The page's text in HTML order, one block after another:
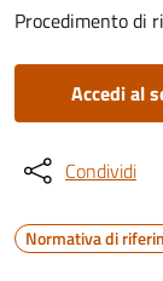
Procedimento di
Accedi al
Condividi
Normativa di